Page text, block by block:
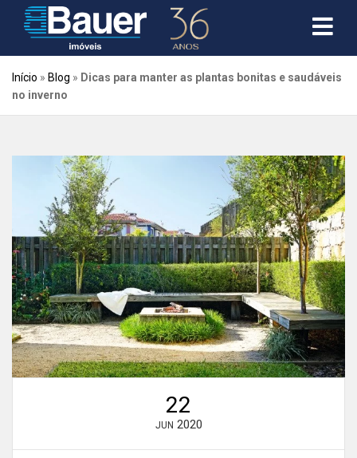
Início » Blog » Dicas para manter as plantas bonitas e saudáveis
no inverno
22
JUN 2020